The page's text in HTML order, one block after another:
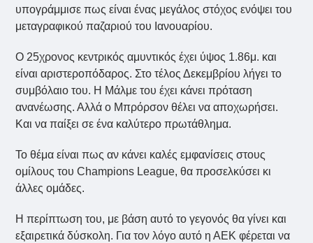
υπογράμμισε πως είναι ένας μεγάλος στόχος ενόψει του
μεταγραφικού παζαριού του Ιανουαρίου.
Ο 25χρονος κεντρικός αμυντικός έχει ύψος 1.86μ. και
είναι αριστεροπόδαρος. Στο τέλος Δεκεμβρίου λήγει το
συμβόλαιο του. Η Μάλμε του έχει κάνει πρόταση
ανανέωσης. Αλλά ο Μπρόρσον θέλει να αποχωρήσει.
Και να παίξει σε ένα καλύτερο πρωτάθλημα.
Το θέμα είναι πως αν κάνει καλές εμφανίσεις στους
ομίλους του Champions League, θα προσελκύσει κι
άλλες ομάδες.
Η περίπτωση του, με βάση αυτό το γεγονός θα γίνει και
εξαιρετικά δύσκολη. Για τον λόγο αυτό η ΑΕΚ φέρεται να